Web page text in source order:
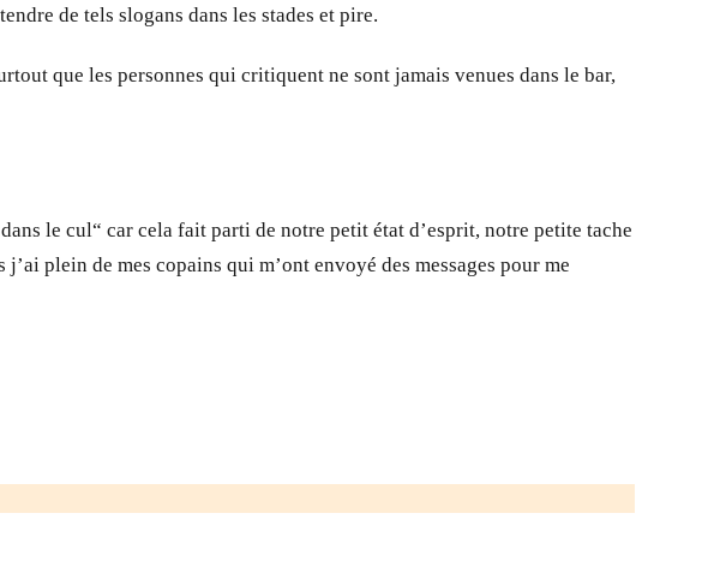
de tels slogans dans les stades et pire.
que les personnes qui critiquent ne sont jamais venues dans le bar,
le cul“ car cela fait parti de notre petit état d’esprit, notre petite tache
plein de mes copains qui m’ont envoyé des messages pour me